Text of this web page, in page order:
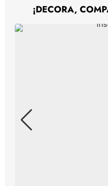
¡DECORA,